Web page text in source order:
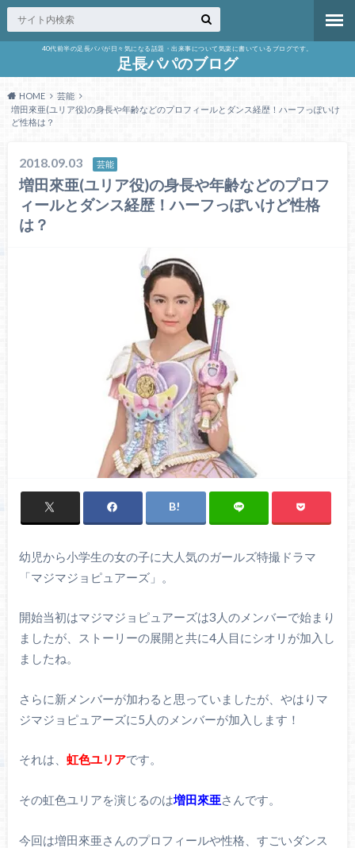
40代前半の足長パパが日々気になる話題・出来事について気楽に書いているブログです。
足長パパのブログ
HOME
芸能
増田來亜(ユリア役)の身長や年齢などのプロフィールとダンス経歴！ハーフっぽいけ
ど性格は？
2018.09.03 芸能
増田來亜(ユリア役)の身長や年齢などのプロフ
ィールとダンス経歴！ハーフっぽいけど性格
は？
幼児から小学生の女の子に大人気のガールズ特撮ドラマ
「マジマジョピュアーズ」。
開始当初はマジマジョピュアーズは3人のメンバーで始まり
ましたが、ストーリーの展開と共に4人目にシオリが加入し
ましたね。
さらに新メンバーが加わると思っていましたが、やはりマ
ジマジョピュアーズに5人のメンバーが加入します！
それは、 虹色ユリアです。
その虹色ユリアを演じるのは増田來亜さんです。
今回は増田來亜さんのプロフィールや性格、すごいダンス